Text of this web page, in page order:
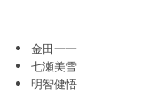
金田一一
七瀬美雪
明智健悟